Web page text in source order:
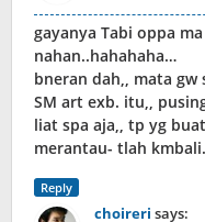
gayanya Tabi oppa
nahan..hahahaha…
bneran dah,, mata
SM art exb. itu,,
liat spa aja,, tp yg
merantau- tlah
Reply
choireri says: